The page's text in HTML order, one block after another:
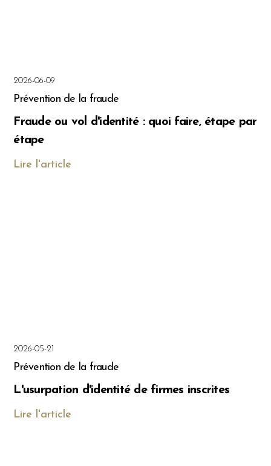
2026-06-09
Prévention de la fraude
Fraude ou vol d'identité : quoi faire, étape par
étape
Lire l'article
2026-05-21
Prévention de la fraude
L'usurpation d'identité de firmes inscrites
Lire l'article